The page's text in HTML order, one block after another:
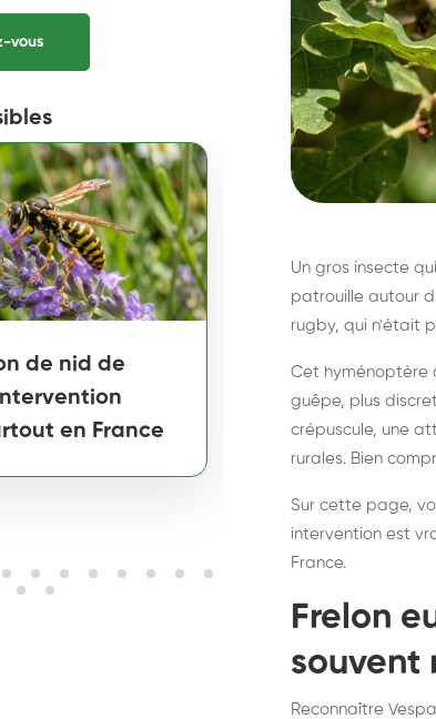
vous
de nid de
en France
frelons
France
Un gros insecte
patrouille autour
rugby, qui n'était
Cet hyménoptère
guêpe, plus
crépuscule, une
rurales. Bien
Sur cette page,
intervention est
France.
Frelon
souvent
Reconnaître